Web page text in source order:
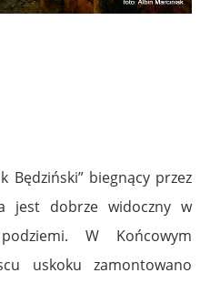
Będziński” biegnący przez
jest dobrze widoczny w
W Końcowym
uskoku zamontowano